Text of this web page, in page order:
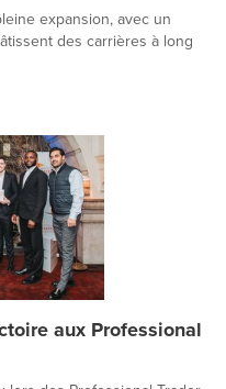
expansion, avec un
des carrières à long
aux Professional